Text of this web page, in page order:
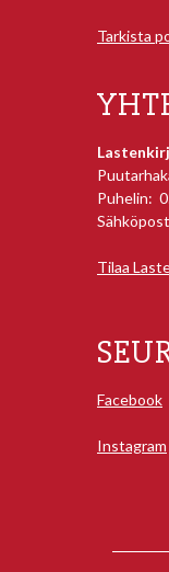
Tarkista
Puhelin:
Tilaa
Facebook
Instagram